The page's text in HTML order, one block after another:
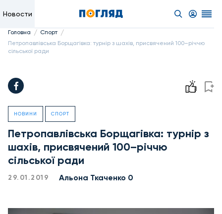
Новости
Головна / Спорт /
Петропавлівська Борщагівка: турнір з шахів, присвячений 100–річчю
сільської ради
НОВИНИ СПОРТ
Петропавлівська Борщагівка: турнір з
шахів, присвячений 100–річчю
сільської ради
29.01.2019 Альона Ткаченко 0